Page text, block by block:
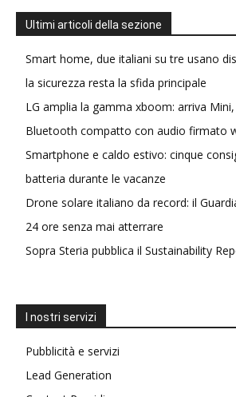
Ultimi articoli della sezione
Smart home, due italiani su tre usano
la sicurezza resta la sfida principale
LG amplia la gamma xboom: arriva
Bluetooth compatto con audio firmato
Smartphone e caldo estivo: cinque
batteria durante le vacanze
Drone solare italiano da record: il
24 ore senza mai atterrare
Sopra Steria pubblica il Sustainability
I nostri servizi
Pubblicità e servizi
Lead Generation